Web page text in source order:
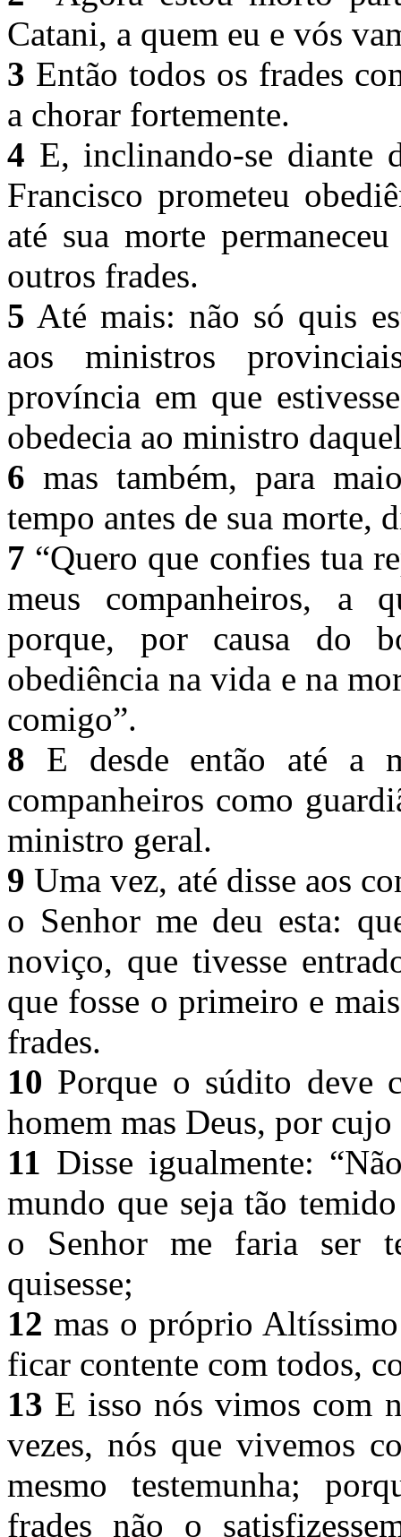
Catani, a quem eu e vós
3 Então todos os frades
a chorar fortemente.
4 E, inclinando-se diante
Francisco prometeu
até sua morte
outros frades.
5 Até mais: não só quis
aos ministros
província em que
obedecia ao ministro
6 mas também, para
tempo antes de sua morte,
7 “Quero que confies tua
meus companheiros, a
porque, por causa do
obediência na vida e na
comigo”.
8 E desde então até a
companheiros como
ministro geral.
9 Uma vez, até disse aos
o Senhor me deu esta:
noviço, que tivesse
que fosse o primeiro e
frades.
10 Porque o súdito deve
homem mas Deus, por
11 Disse igualmente:
mundo que seja tão
o Senhor me faria ser
quisesse;
12 mas o próprio
ficar contente com todos,
13 E isso nós vimos com
vezes, nós que vivemos
mesmo testemunha;
frades não o